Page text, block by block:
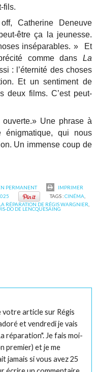
fils.
Catherine Deneuve
être ça la jeunesse.
inséparables. » Et
comme dans La
: l’éternité des choses
Et un sentiment de
deux films. C’est peut-
Une phrase à
qui nous
Un immense coup de
PERMANENT
IMPRIMER
TAGS :CINÉMA
RÉPARATION DE RÉGIS WARGNIER
DO DE LENCQUESAING
votre article sur Régis
et vendredi je vais
réparation". Je fais moi-
premier) et je me
jamais si vous avez 25